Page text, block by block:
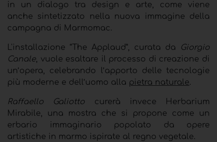
in un dialogo tra design e arte, come viene
anche sintetizzato nella nuova immagine della
campagna di Marmomac.
L'installazione “The Applaud”, curata da
Giorgio
Canale, vuole esaltare il processo di creazione di
un’opera, celebrando l’apporto delle tecnologie
più moderne e dell’uomo alla pietra naturale.
Raffaello Galiotto curerà invece Herbarium
Mirabile, una mostra che si propone come un
erbario immaginario popolato da opere
artistiche in marmo ispirate al regno vegetale.